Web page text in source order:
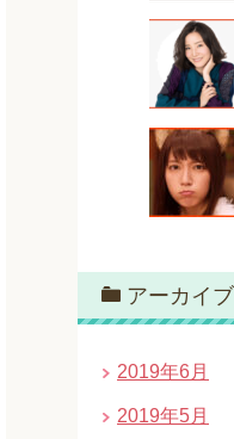
アーカイブ
2019年6月
2019年5月